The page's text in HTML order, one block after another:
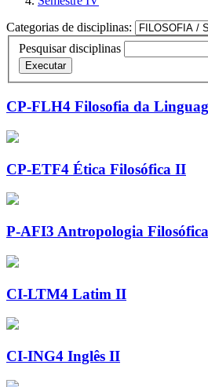
Categorias de disciplinas:
Pesquisar disciplinas
Executar
CP-FLH4 Filosofia da
CP-ETF4 Ética Filosófica II
P-AFI3 Antropologia Filosófica
CI-LTM4 Latim II
CI-ING4 Inglês II